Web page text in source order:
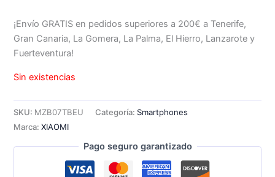
¡Envío GRATIS en pedidos superiores a 200€ a Tenerife,
Gran Canaria, La Gomera, La Palma, El Hierro, Lanzarote y
Fuerteventura!
Sin existencias
SKU: MZB07TBEU Categoría: Smartphones
Marca:XIAOMI
Pago seguro garantizado